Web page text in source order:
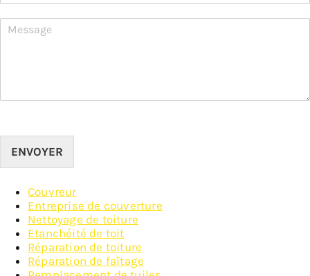
ENVOYER
Couvreur
Entreprise de couverture
Nettoyage de toiture
Etanchéité de toit
Réparation de toiture
Réparation de faîtage